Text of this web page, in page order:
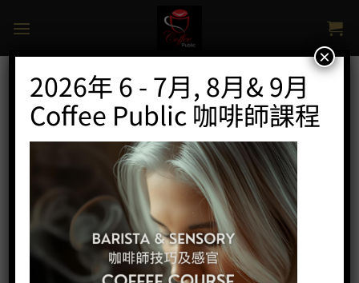
2026年 6 - 7月, 8月& 9月
Coffee Public 咖啡師課程
×